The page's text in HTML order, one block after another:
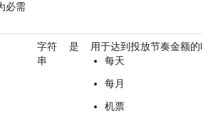
必需
字符
串
是
用于达到投放节奏金额的时
每天
每月
机票